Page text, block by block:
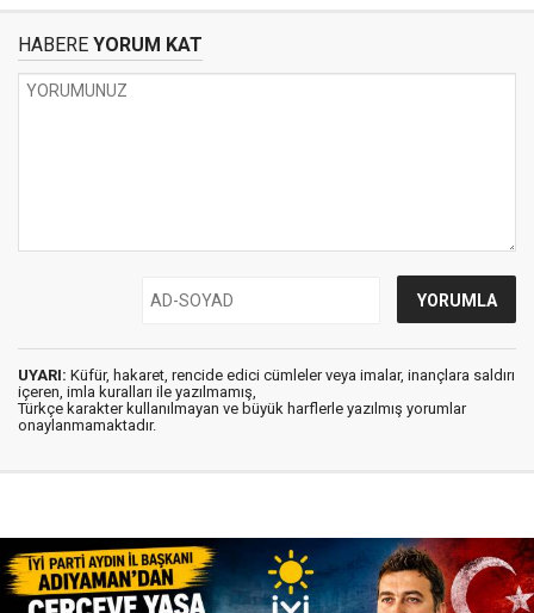
HABERE YORUM KAT
UYARI: Küfür, hakaret, rencide edici cümleler veya imalar, inançlara saldırı
içeren, imla kuralları ile yazılmamış,
Türkçe karakter kullanılmayan ve büyük harflerle yazılmış yorumlar
onaylanmamaktadır.